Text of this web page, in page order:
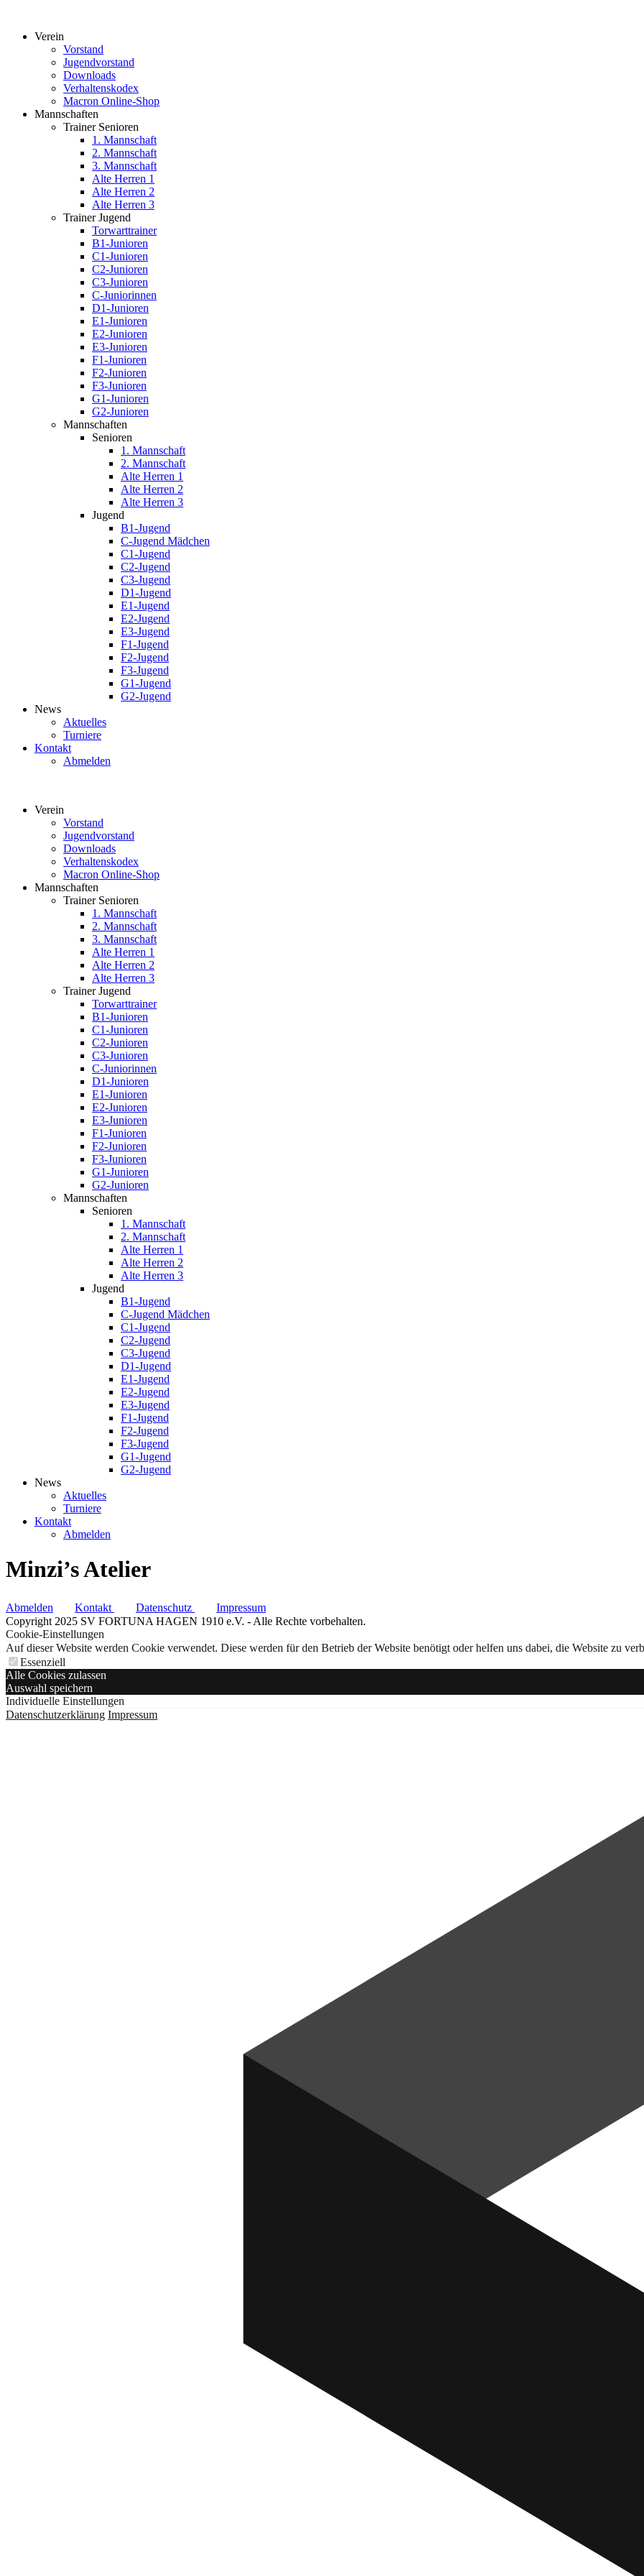
Verein
Vorstand
Jugendvorstand
Downloads
Verhaltenskodex
Macron Online-Shop
Mannschaften
Trainer Senioren
1. Mannschaft
2. Mannschaft
3. Mannschaft
Alte Herren 1
Alte Herren 2
Alte Herren 3
Trainer Jugend
Torwarttrainer
B1-Junioren
C1-Junioren
C2-Junioren
C3-Junioren
C-Juniorinnen
D1-Junioren
E1-Junioren
E2-Junioren
E3-Junioren
F1-Junioren
F2-Junioren
F3-Junioren
G1-Junioren
G2-Junioren
Mannschaften
Senioren
1. Mannschaft
2. Mannschaft
Alte Herren 1
Alte Herren 2
Alte Herren 3
Jugend
B1-Jugend
C-Jugend Mädchen
C1-Jugend
C2-Jugend
C3-Jugend
D1-Jugend
E1-Jugend
E2-Jugend
E3-Jugend
F1-Jugend
F2-Jugend
F3-Jugend
G1-Jugend
G2-Jugend
News
Aktuelles
Turniere
Kontakt
Abmelden
Verein
Vorstand
Jugendvorstand
Downloads
Verhaltenskodex
Macron Online-Shop
Mannschaften
Trainer Senioren
1. Mannschaft
2. Mannschaft
3. Mannschaft
Alte Herren 1
Alte Herren 2
Alte Herren 3
Trainer Jugend
Torwarttrainer
B1-Junioren
C1-Junioren
C2-Junioren
C3-Junioren
C-Juniorinnen
D1-Junioren
E1-Junioren
E2-Junioren
E3-Junioren
F1-Junioren
F2-Junioren
F3-Junioren
G1-Junioren
G2-Junioren
Mannschaften
Senioren
1. Mannschaft
2. Mannschaft
Alte Herren 1
Alte Herren 2
Alte Herren 3
Jugend
B1-Jugend
C-Jugend Mädchen
C1-Jugend
C2-Jugend
C3-Jugend
D1-Jugend
E1-Jugend
E2-Jugend
E3-Jugend
F1-Jugend
F2-Jugend
F3-Jugend
G1-Jugend
G2-Jugend
News
Aktuelles
Turniere
Kontakt
Abmelden
Minzi’s Atelier
Abmelden Kontakt Datenschutz
Impressum
Copyright 2025 SV FORTUNA HAGEN 1910 e.V. - Alle Rechte vorbehalten.
Cookie-Einstellungen
Auf dieser Website werden Cookie verwendet. Diese werden für den Betrieb der Website benötigt oder helfen uns dabei, die Website zu
Essenziell
Alle Cookies zulassen
Auswahl speichern
Individuelle Einstellungen
Datenschutzerklärung Impressum